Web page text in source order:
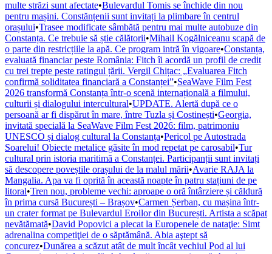
multe străzi sunt afectate•Bulevardul Tomis se închide din nou
pentru mașini. Constănțenii sunt invitați la plimbare în centrul
orașului•Trasee modificate sâmbătă pentru mai multe autobuze din
Constanța. Ce trebuie să știe călătorii•Mihail Kogălniceanu scapă de
o parte din restricțiile la apă. Ce program intră în vigoare•Constanța,
evaluată financiar peste România: Fitch îi acordă un profil de credit
cu trei trepte peste ratingul țării. Vergil Chițac: „Evaluarea Fitch
confirmă soliditatea financiară a Constanței”•SeaWave Film Fest
2026 transformă Constanța într-o scenă internațională a filmului,
culturii și dialogului intercultural•UPDATE. Alertă după ce o
persoană ar fi dispărut în mare, între Tuzla și Costinești•Georgia,
invitată specială la SeaWave Film Fest 2026: film, patrimoniu
UNESCO și dialog cultural la Constanța•Pericol pe Autostrada
Soarelui! Obiecte metalice găsite în mod repetat pe carosabil•Tur
cultural prin istoria maritimă a Constanței. Participanții sunt invitați
să descopere poveștile orașului de la malul mării•Avarie RAJA la
Mangalia. Apa va fi oprită în această noapte în patru stațiuni de pe
litoral•Tren nou, probleme vechi: aproape o oră întârziere și căldură
în prima cursă București – Brașov•Carmen Șerban, cu mașina într-
un crater format pe Bulevardul Eroilor din București. Artista a scăpat
nevătămată•David Popovici a plecat la Europenele de nataţie: Simt
adrenalina competiţiei de o săptămână. Abia aştept să
concurez•Dunărea a scăzut atât de mult încât vechiul Pod al lui